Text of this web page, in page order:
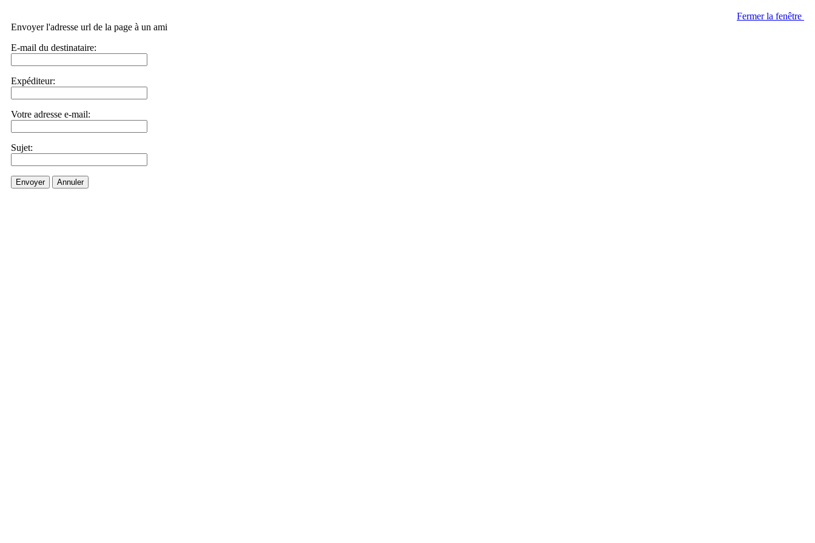
Fermer la fenêtre
Envoyer l'adresse url de la page à un ami
E-mail du destinataire:
Expéditeur:
Votre adresse e-mail:
Sujet:
Envoyer Annuler